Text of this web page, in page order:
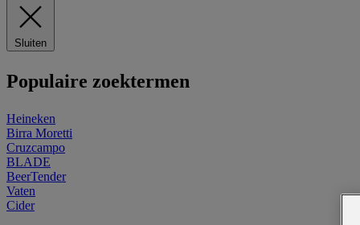
Sluiten
Populaire zoektermen
Heineken
Birra Moretti
Cruzcampo
BLADE
BeerTender
Vaten
Cider